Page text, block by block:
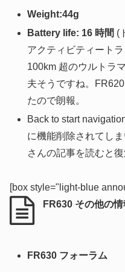
Weight:44g
Battery life: 16 時間 (
アクティビティート
100km 超のウルトラ
夫そうですね。
たので朗報。
Back to start
に機能削除されてし
さんの記事を読むと
[box style="light-blue
FR630 その他の情
FR630 フォーラム